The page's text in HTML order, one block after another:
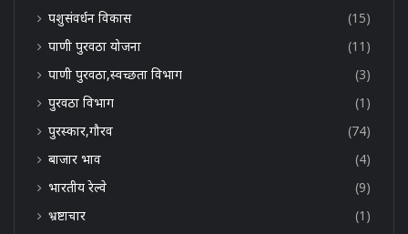
पशुसंवर्धन विकास
(15)
पाणी पुरवठा योजना
(11)
पाणी पुरवठा,स्वच्छता विभाग
(3)
पुरवठा विभाग
(1)
पुरस्कार,गौरव
(74)
बाजार भाव
(4)
भारतीय रेल्वे
(9)
भ्रष्टाचार
(1)